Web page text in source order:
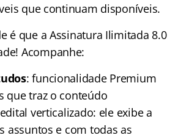
que continuam disponíveis.
é que a Assinatura Ilimitada 8.0
Acompanhe:
: funcionalidade Premium
que traz o conteúdo
verticalizado: ele exibe a
assuntos e com todas as